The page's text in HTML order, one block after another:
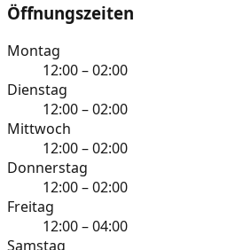
Öffnungszeiten
Montag
12:00 – 02:00
Dienstag
12:00 – 02:00
Mittwoch
12:00 – 02:00
Donnerstag
12:00 – 02:00
Freitag
12:00 – 04:00
Samstag